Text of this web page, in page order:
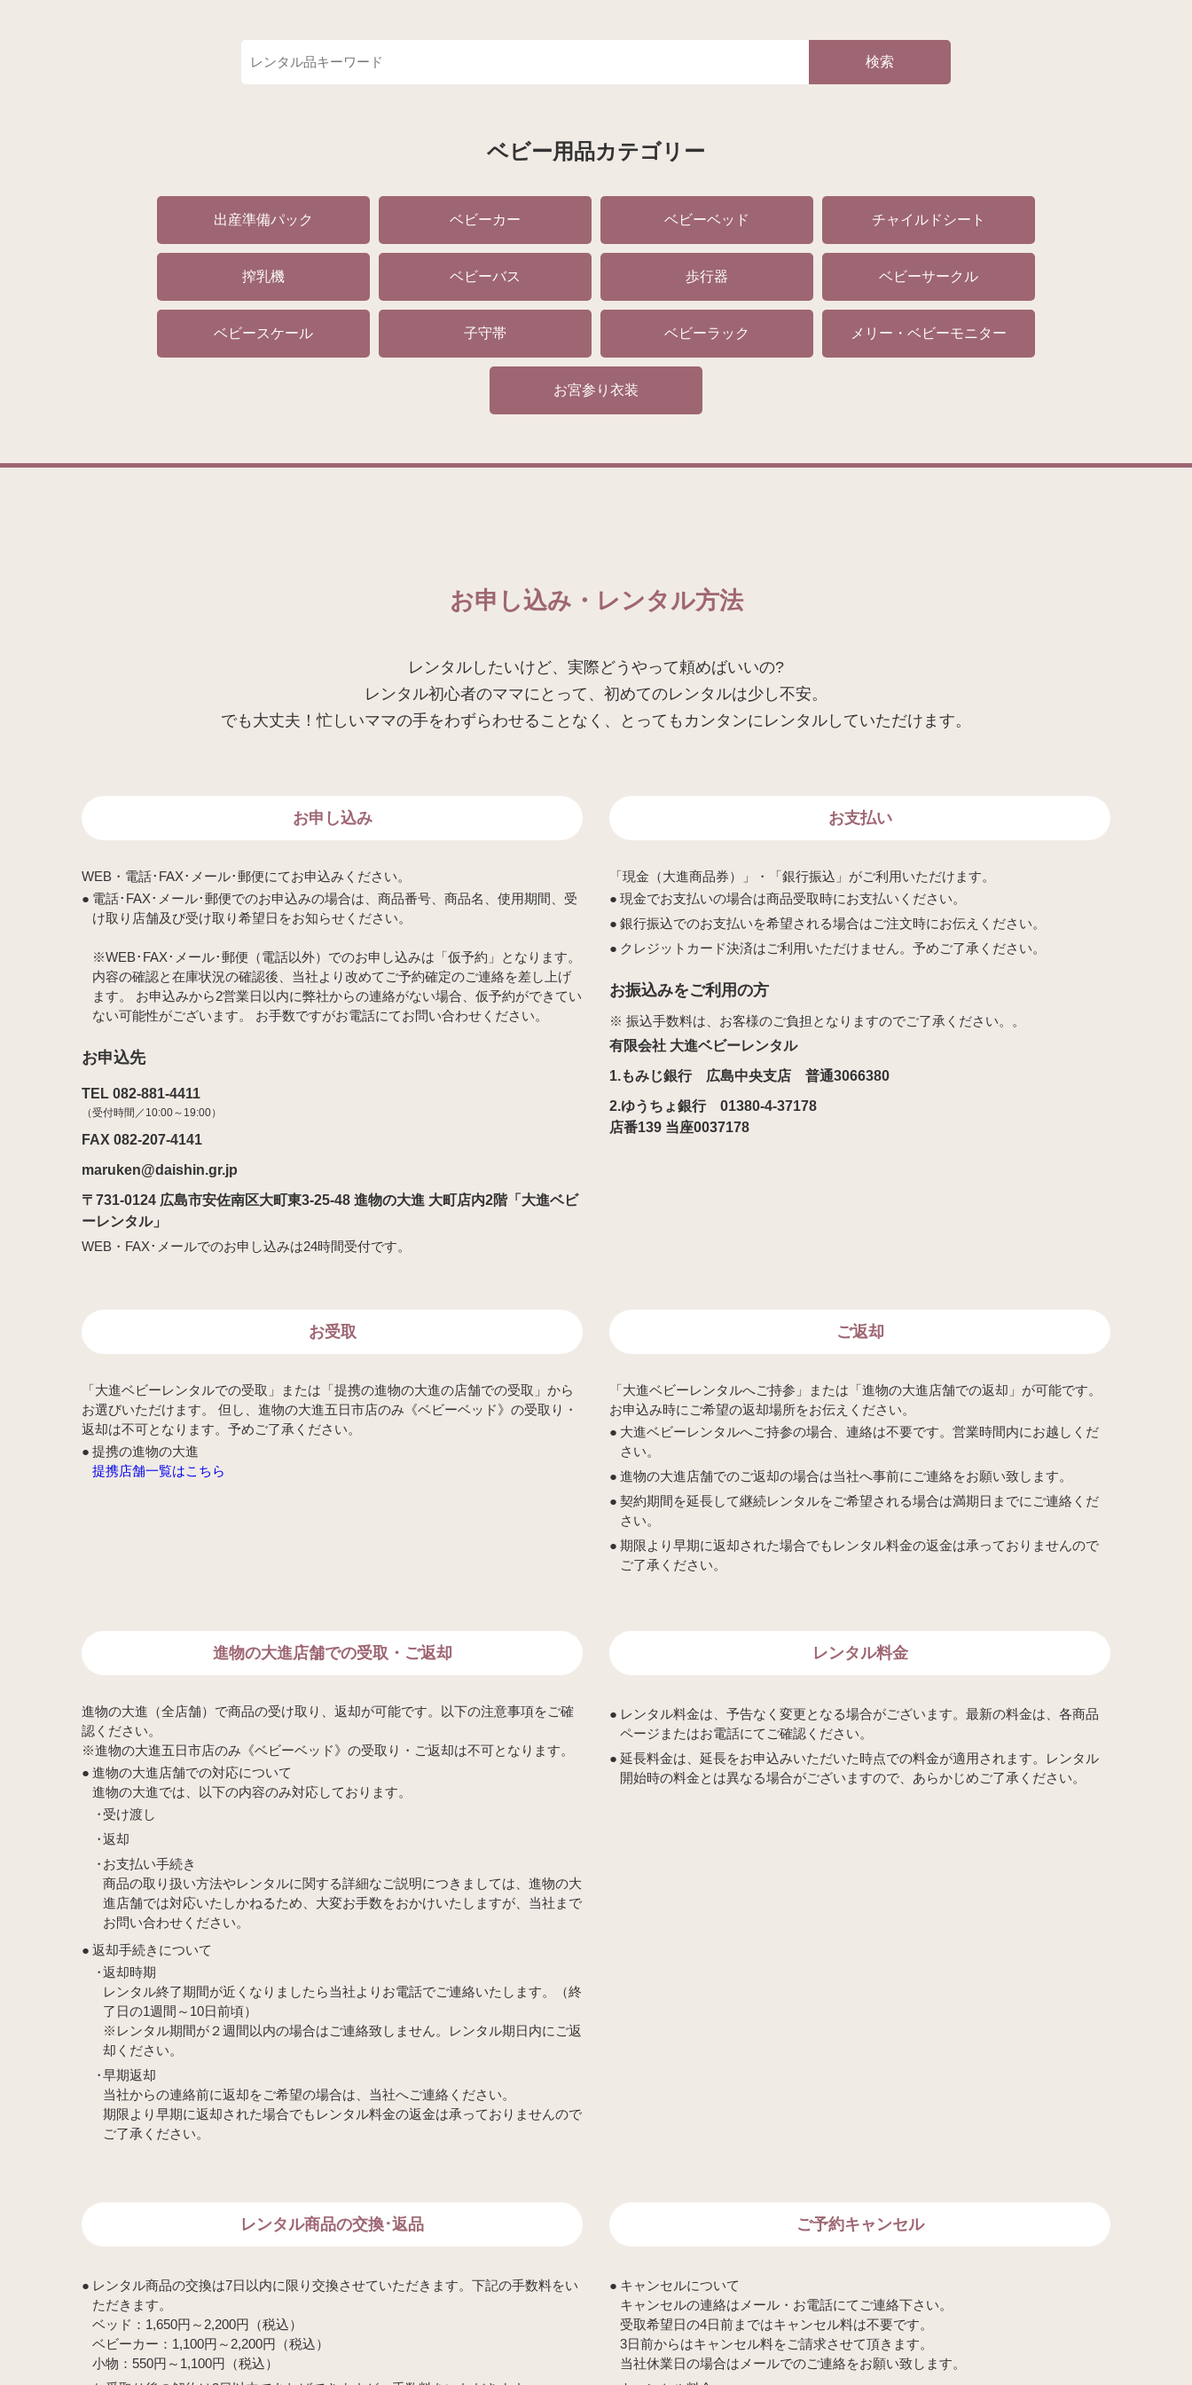
検索
ベビー用品カテゴリー
出産準備パック ベビーカー ベビーベッド チャイルドシート
搾乳機 ベビーバス 歩行器 ベビーサークル
ベビースケール 子守帯 ベビーラック メリー・ベビーモニター
お宮参り衣装
お申し込み・レンタル方法
レンタルしたいけど、実際どうやって頼めばいいの?
レンタル初心者のママにとって、初めてのレンタルは少し不安。
でも大丈夫！忙しいママの手をわずらわせることなく、とってもカンタンにレンタルしていただけます。
お申し込み
WEB・電話･FAX･メール･郵便にてお申込みください。
電話･FAX･メール･郵便でのお申込みの場合は、商品番号、商品名、使用期間、受
け取り店舗及び受け取り希望日をお知らせください。
※WEB･FAX･メール･郵便（電話以外）でのお申し込みは「仮予約」となります。
内容の確認と在庫状況の確認後、当社より改めてご予約確定のご連絡を差し上げ
ます。 お申込みから2営業日以内に弊社からの連絡がない場合、仮予約ができてい
ない可能性がございます。 お手数ですがお電話にてお問い合わせください。
お申込先
TEL 082-881-4411
（受付時間／10:00～19:00）
FAX 082-207-4141
maruken@daishin.gr.jp
〒731-0124 広島市安佐南区大町東3-25-48 進物の大進 大町店内2階「大進ベビ
ーレンタル」
WEB・FAX･メールでのお申し込みは24時間受付です。
お支払い
「現金（大進商品券）」・「銀行振込」がご利用いただけます。
現金でお支払いの場合は商品受取時にお支払いください。
銀行振込でのお支払いを希望される場合はご注文時にお伝えください。
クレジットカード決済はご利用いただけません。予めご了承ください。
お振込みをご利用の方
※ 振込手数料は、お客様のご負担となりますのでご了承ください。。
有限会社 大進ベビーレンタル
1.もみじ銀行 広島中央支店 普通3066380
2.ゆうちょ銀行 01380-4-37178
店番139 当座0037178
お受取
「大進ベビーレンタルでの受取」または「提携の進物の大進の店舗での受取」から
お選びいただけます。 但し、進物の大進五日市店のみ《ベビーベッド》の受取り・
返却は不可となります。予めご了承ください。
提携の進物の大進
提携店舗一覧はこちら
ご返却
「大進ベビーレンタルへご持参」または「進物の大進店舗での返却」が可能です。
お申込み時にご希望の返却場所をお伝えください。
大進ベビーレンタルへご持参の場合、連絡は不要です。営業時間内にお越しくだ
さい。
進物の大進店舗でのご返却の場合は当社へ事前にご連絡をお願い致します。
契約期間を延長して継続レンタルをご希望される場合は満期日までにご連絡くだ
さい。
期限より早期に返却された場合でもレンタル料金の返金は承っておりませんので
ご了承ください。
進物の大進店舗での受取・ご返却
進物の大進（全店舗）で商品の受け取り、返却が可能です。以下の注意事項をご確
認ください。
※進物の大進五日市店のみ《ベビーベッド》の受取り・ご返却は不可となります。
進物の大進店舗での対応について
進物の大進では、以下の内容のみ対応しております。
受け渡し
返却
お支払い手続き
商品の取り扱い方法やレンタルに関する詳細なご説明につきましては、進物の大
進店舗では対応いたしかねるため、大変お手数をおかけいたしますが、当社まで
お問い合わせください。
返却手続きについて
返却時期
レンタル終了期間が近くなりましたら当社よりお電話でご連絡いたします。（終
了日の1週間～10日前頃）
※レンタル期間が２週間以内の場合はご連絡致しません。レンタル期日内にご返
却ください。
早期返却
当社からの連絡前に返却をご希望の場合は、当社へご連絡ください。
期限より早期に返却された場合でもレンタル料金の返金は承っておりませんので
ご了承ください。
レンタル料金
レンタル料金は、予告なく変更となる場合がございます。最新の料金は、各商品
ページまたはお電話にてご確認ください。
延長料金は、延長をお申込みいただいた時点での料金が適用されます。レンタル
開始時の料金とは異なる場合がございますので、あらかじめご了承ください。
レンタル商品の交換･返品
レンタル商品の交換は7日以内に限り交換させていただきます。下記の手数料をい
ただきます。
ベッド：1,650円～2,200円（税込）
ベビーカー：1,100円～2,200円（税込）
小物：550円～1,100円（税込）
ご予約キャンセル
キャンセルについて
キャンセルの連絡はメール・お電話にてご連絡下さい。
受取希望日の4日前まではキャンセル料は不要です。
3日前からはキャンセル料をご請求させて頂きます。
当社休業日の場合はメールでのご連絡をお願い致します。